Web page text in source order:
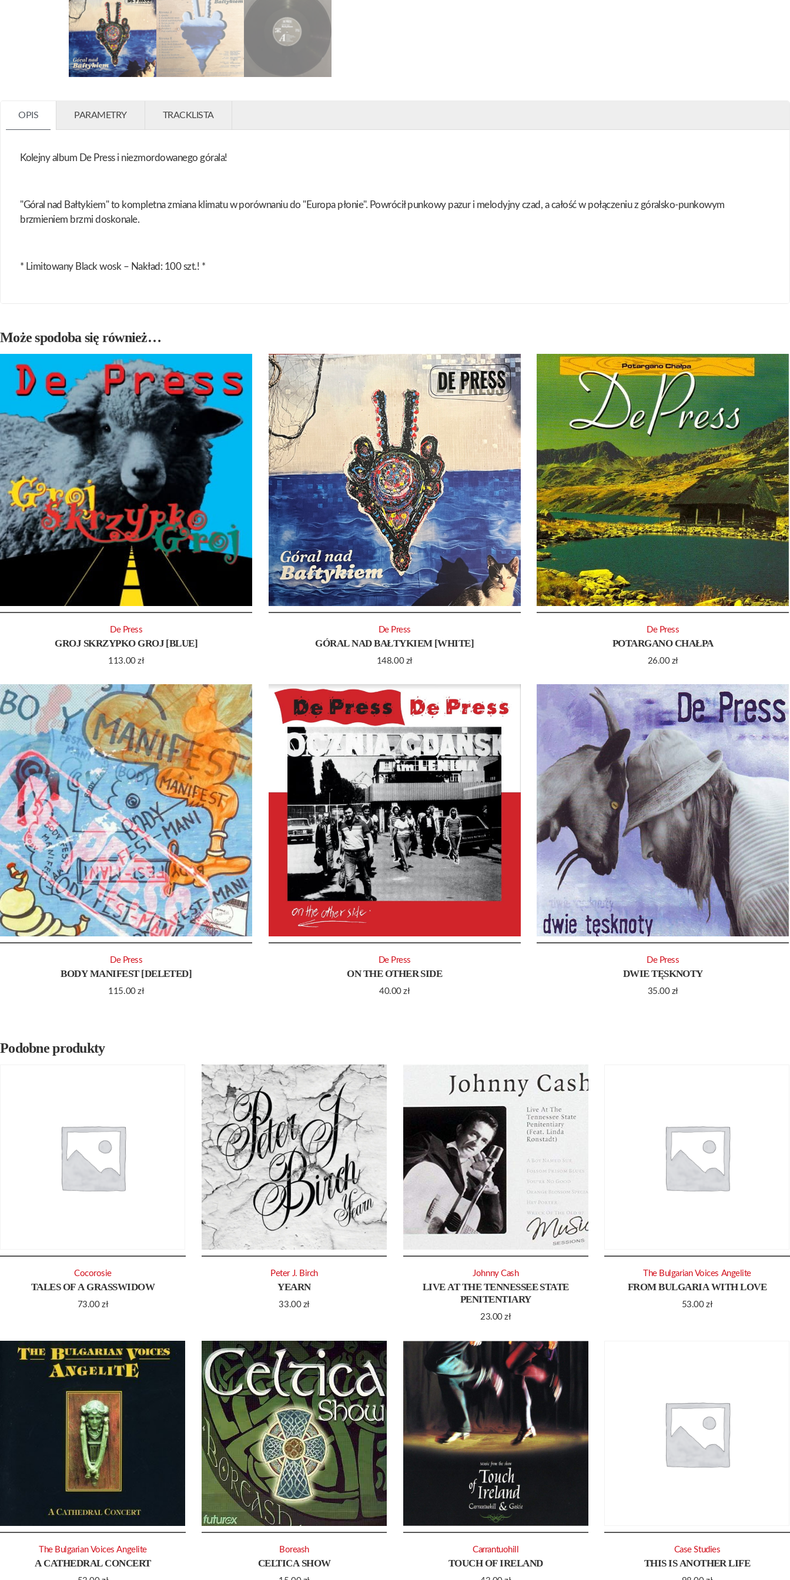
OPIS PARAMETRY TRACKLISTA
Kolejny album De Press i niezmordowanego górala!
"Góral nad Bałtykiem" to kompletna zmiana klimatu w porównaniu do "Europa płonie". Powrócił punkowy pazur i melodyjny czad, a całość w połączeniu z góralsko-punkowym
brzmieniem brzmi doskonale.
* Limitowany Black wosk – Nakład: 100 szt.! *
Może spodoba się również…
GROJ SKRZYPKO GROJ [BLUE]
113.00zł
De Press
GÓRAL NAD BAŁTYKIEM [WHITE]
148.00 zł
De Press
POTARGANO CHAŁPA
26.00 zł
De Press
BODY MANIFEST [DELETED]
115.00zł
De Press
ON THE OTHER SIDE
40.00zł
De Press
DWIE TĘSKNOTY
35.00 zł
De Press
Podobne produkty
TALES OF A GRASSWIDOW
73.00zł
Cocorosie
YEARN
33.00 zł
Peter J. Birch
LIVE AT THE TENNESSEE STATE
PENITENTIARY
23.00zł
Johnny Cash
FROM BULGARIA WITH LOVE
53.00zł
The Bulgarian Voices Angelite
A CATHEDRAL CONCERT
The Bulgarian Voices Angelite
CELTICA SHOW
Boreash
TOUCH OF IRELAND
Carrantuohill
THIS IS ANOTHER LIFE
Case Studies